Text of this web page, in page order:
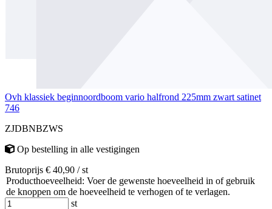
Ovh klassiek beginnoordboom vario halfrond 225mm zwart satinet
746
ZJDBNBZWS
Op bestelling in alle vestigingen
Brutoprijs € 40,90 / st
Producthoeveelheid: Voer de gewenste hoeveelheid in of gebruik
de knoppen om de hoeveelheid te verhogen of te verlagen.
st